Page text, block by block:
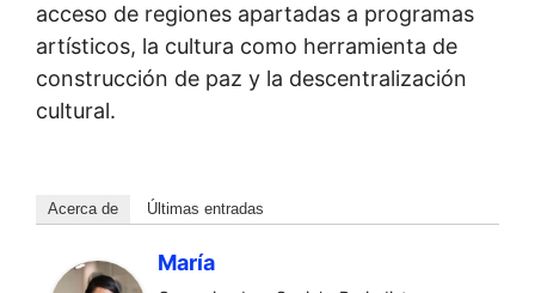
acceso de regiones apartadas a programas
artísticos, la cultura como herramienta de
construcción de paz y la descentralización
cultural.
Acerca de Últimas entradas
María